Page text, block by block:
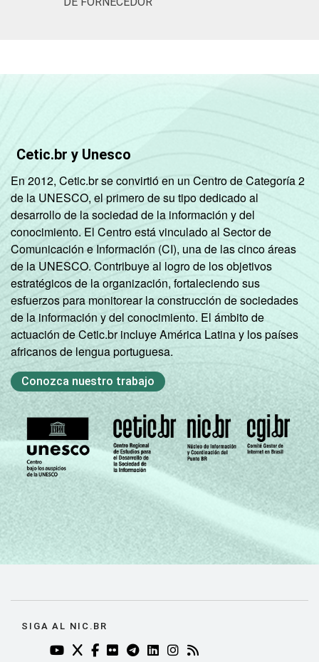
Cetic.br y Unesco
En 2012, Cetic.br se convirtió en un Centro de Categoría 2
de la UNESCO, el primero de su tipo dedicado al
desarrollo de la sociedad de la información y del
conocimiento. El Centro está vinculado al Sector de
Comunicación e Información (CI), una de las cinco áreas
de la UNESCO. Contribuye al logro de los objetivos
estratégicos de la organización, fortaleciendo sus
esfuerzos para monitorear la construcción de sociedades
de la información y del conocimiento. El ámbito de
actuación de Cetic.br incluye América Latina y los países
africanos de lengua portuguesa.
Conozca nuestro trabajo
SIGA AL NIC.BR
YOUTUBE DO NIC.BR (ABRE EM NOVA ABA)
TWITTER DO NIC.BR (ABRE EM NOVA ABA)
FACEBOOK DO NIC.BR (ABRE EM NOVA
FLICKR DO NIC.BR (ABRE EM NOVA
TELEGRAM DO NIC.BR (ABRE EM
LINKEDIN DO NIC.BR (ABRE
INSTAGRAM DO NIC.BR
RSS DO NIC.BR (ABRE